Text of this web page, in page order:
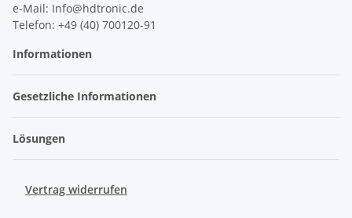
e-Mail: Info@hdtronic.de
Telefon: +49 (40) 700120-91
Informationen
Gesetzliche Informationen
Lösungen
Vertrag widerrufen